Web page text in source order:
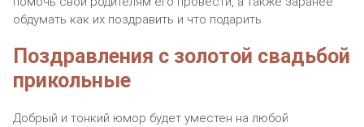
обдумать как их поздравить и что подарить.
Поздравления с золотой свадьбой
прикольные
Добрый и тонкий юмор будет уместен на любой